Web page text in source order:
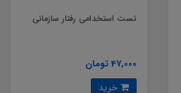
تست استخدامی رفتار سازمانی
47,000 تومان